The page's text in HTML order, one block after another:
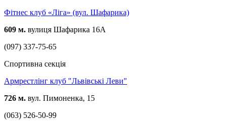
Фітнес клуб «Ліга» (вул. Шафарика)
609 м. вулиця Шафарика 16А
(097) 337-75-65
Спортивна секція
Армрестлінг клуб "Львівські Леви"
726 м. вул. Пимоненка, 15
(063) 526-50-99